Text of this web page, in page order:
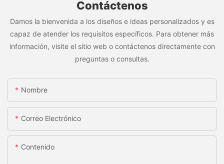
Contáctenos
Damos la bienvenida a los diseños e ideas personalizados y es
capaz de atender los requisitos específicos. Para obtener más
información, visite el sitio web o contáctenos directamente con
preguntas o consultas.
Nombre
Correo Electrónico
Contenido